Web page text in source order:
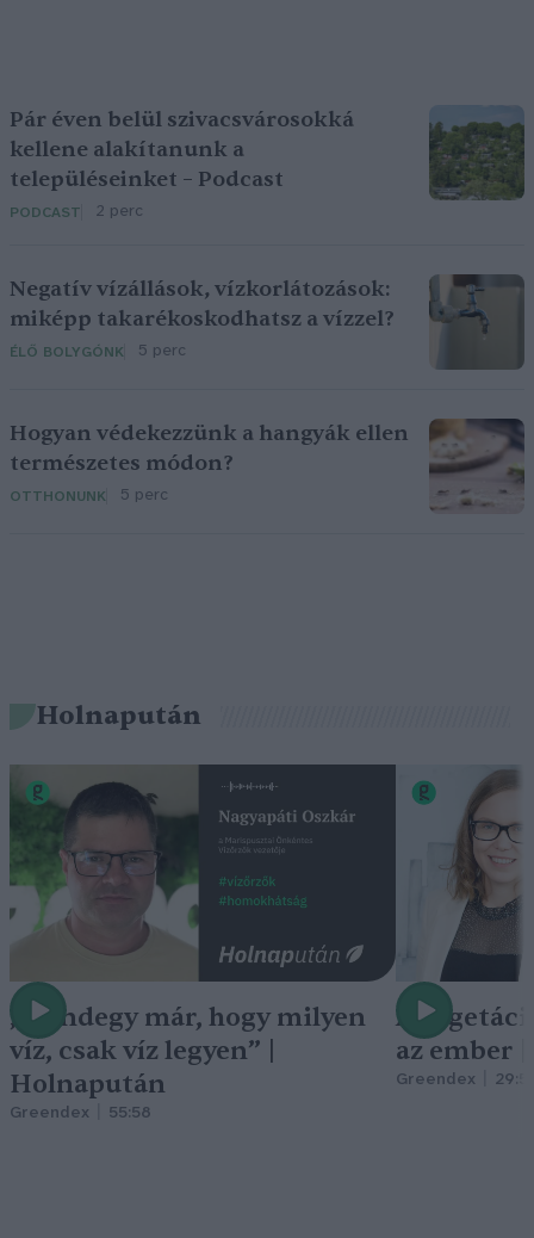
Pár éven belül szivacsvárosokká
kellene alakítanunk a
településeinket – Podcast
PODCAST 2 perc
Negatív vízállások, vízkorlátozások:
miképp takarékoskodhatsz a vízzel?
ÉLŐ BOLYGÓNK 5 perc
Hogyan védekezzünk a hangyák ellen
természetes módon?
OTTHONUNK 5 perc
Holnapután
„Mindegy már, hogy milyen
víz, csak víz legyen” |
Holnapután
Greendex 55:58
A
az ember
Greendex